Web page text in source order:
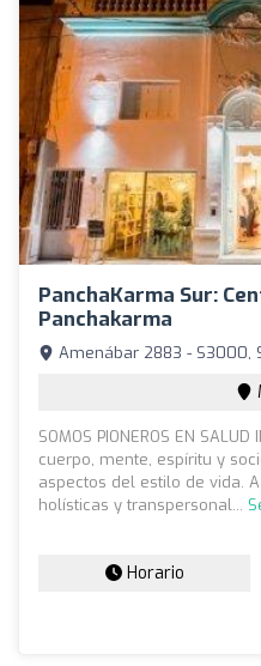
PanchaKarma Sur:
Panchakarma
Amenábar 2883 - S3000,
SOMOS PIONEROS EN
cuerpo, mente, espíritu y
aspectos del estilo de vida.
holísticas y transpersonal...
Horario